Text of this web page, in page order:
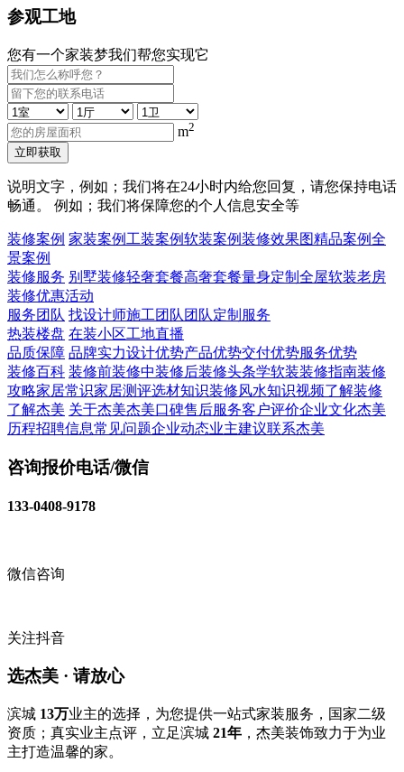
参观工地
您有一个家装梦我们帮您实现它
m2
立即获取
说明文字，例如；我们将在24小时内给您回复，请您保持电话
畅通。 例如；我们将保障您的个人信息安全等
装修案例 家装案例 工装案例软装案例装修效果图精品案例全
景案例
装修服务 别墅装修轻奢套餐高奢套餐量身定制 全屋软装老房
装修优惠活动
服务团队 找设计师施工团队 团队定制服务
热装楼盘 在装小区工地直播
品质保障 品牌实力设计优势产品优势交付优势服务优势
装修百科 装修前装修中装修后装修头条学软装装修指南装修
攻略家居常识家居测评选材知识装修风水知识视频了解装修
了解杰美 关于杰美杰美口碑售后服务客户评价企业文化杰美
历程招聘信息常见问题企业动态业主建议联系杰美
咨询报价电话/微信
133-0408-9178
微信咨询
关注抖音
选杰美 · 请放心
滨城 13万业主的选择，为您提供一站式家装服务，国家二级
资质；真实业主点评，立足滨城 21年 ，杰美装饰致力于为业
主打造温馨的家。